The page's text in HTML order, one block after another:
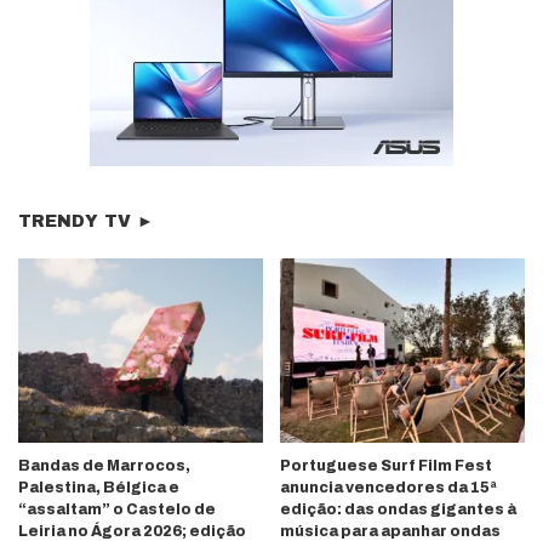
TRENDY TV ►
Bandas de Marrocos,
Palestina, Bélgica e
“assaltam” o Castelo de
Leiria no Ágora 2026; edição
Portuguese Surf Film Fest
anuncia vencedores da 15ª
edição: das ondas gigantes à
música para apanhar ondas